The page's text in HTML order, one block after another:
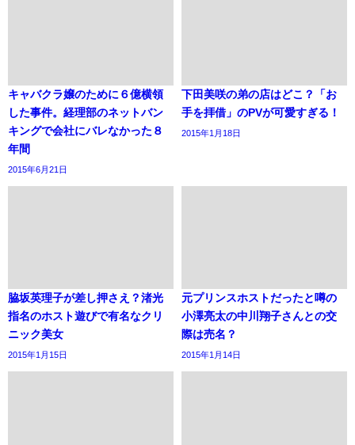
キャバクラ嬢のために６億横領
した事件。経理部のネットバン
キングで会社にバレなかった８
年間
2015年6月21日
下田美咲の弟の店はどこ？「お
手を拝借」のPVが可愛すぎる！
2015年1月18日
脇坂英理子が差し押さえ？渚光
指名のホスト遊びで有名なクリ
ニック美女
2015年1月15日
元プリンスホストだったと噂の
小澤亮太の中川翔子さんとの交
際は売名？
2015年1月14日